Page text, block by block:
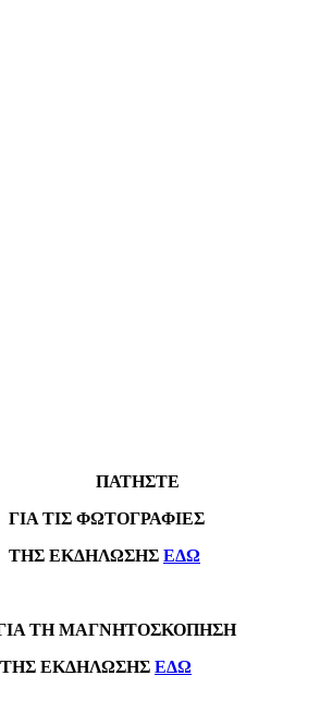
ΠΑΤΗΣΤΕ
ΤΙΣ ΦΩΤΟΓΡΑΦΙΕΣ
ΕΚΔΗΛΩΣΗΣ ΕΔΩ
ΤΗ ΜΑΓΝΗΤΟΣΚΟΠΗΣΗ
ΕΚΔΗΛΩΣΗΣ ΕΔΩ